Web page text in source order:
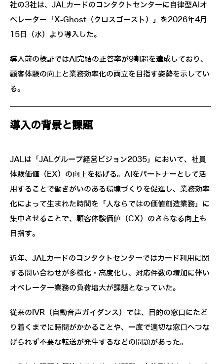
社の3社は、JALカードのコンタクトセンターに自律型AIオ
ペレーター「X-Ghost（クロスゴースト）」を2026年4月
15日（水）より導入した。
導入前の検証ではAI完結の正答率が9割超を達成しており、
顧客体験の向上と業務効率化の両立を目指す姿勢を示してい
る。
導入の背景と課題
JALは「JALグループ経営ビジョン2035」において、社員
体験価値（EX）の向上を掲げる。AIをパートナーとして活
用することで働きがいのある環境づくりを促進し、業務効率
化によって生まれた時間を「人ならではの価値創造業務」に
集中させることで、顧客体験価値（CX）のさらなる向上も
目指す。
近年、JALカードのコンタクトセンターではカード利用に関
する問い合わせが多様化・高度化し、対応件数の増加に伴い
オペレーター業務の負荷増大が課題となっていた。
従来のIVR（自動音声ガイダンス）では、目的の窓口にたど
り着くまでに時間がかかることや、一度で適切な窓口へつな
げられず不要な転送が発生するなどの問題があった。